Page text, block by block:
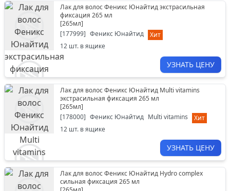
Лак для волос Феникс Юнайтид экстрасильная
фиксация 265 мл
[265мл]
[177999] Феникс Юнайтид
Хит
12 шт. в ящике
УЗНАТЬ ЦЕНУ
Лак для волос Феникс Юнайтид Multi vitamins
экстрасильная фиксация 265 мл
[265мл]
[178000] Феникс Юнайтид Multi vitamins
Хит
12 шт. в ящике
УЗНАТЬ ЦЕНУ
Лак для волос Феникс Юнайтид Hydro complex
сильная фиксация 265 мл